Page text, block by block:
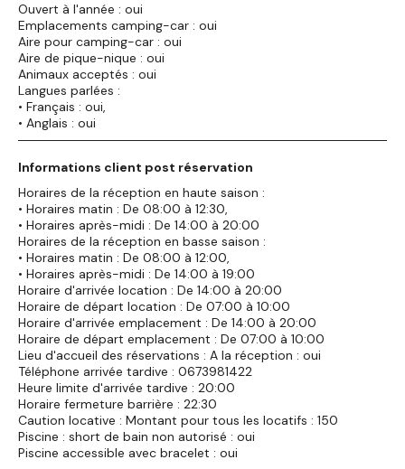
Ouvert à l'année : oui
Emplacements camping-car : oui
Aire pour camping-car : oui
Aire de pique-nique : oui
Animaux acceptés : oui
Langues parlées :
• Français : oui,
• Anglais : oui
Informations client post réservation
Horaires de la réception en haute saison :
• Horaires matin : De 08:00 à 12:30,
• Horaires après-midi : De 14:00 à 20:00
Horaires de la réception en basse saison :
• Horaires matin : De 08:00 à 12:00,
• Horaires après-midi : De 14:00 à 19:00
Horaire d'arrivée location : De 14:00 à 20:00
Horaire de départ location : De 07:00 à 10:00
Horaire d'arrivée emplacement : De 14:00 à 20:00
Horaire de départ emplacement : De 07:00 à 10:00
Lieu d'accueil des réservations : A la réception : oui
Téléphone arrivée tardive : 0673981422
Heure limite d'arrivée tardive : 20:00
Horaire fermeture barrière : 22:30
Caution locative : Montant pour tous les locatifs : 150
Piscine : short de bain non autorisé : oui
Piscine accessible avec bracelet : oui